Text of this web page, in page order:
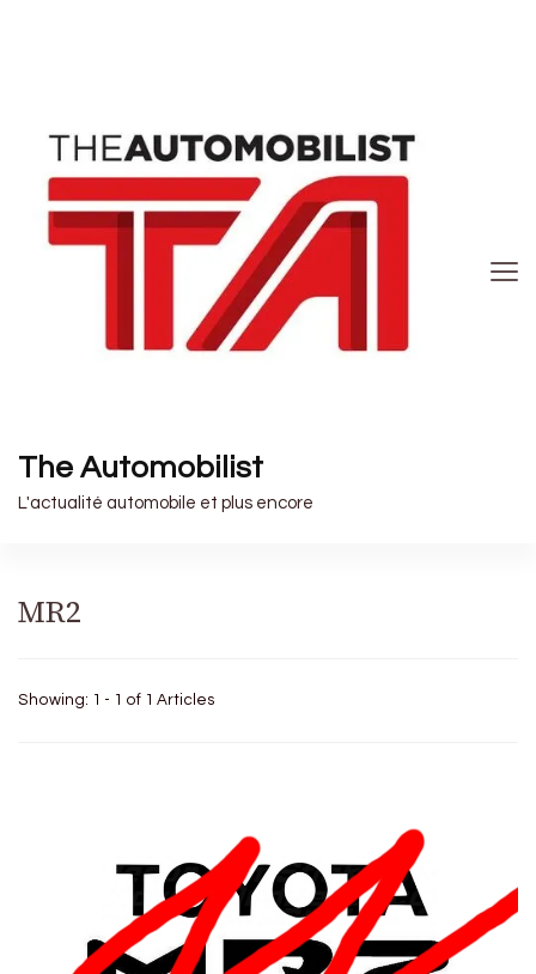
The Automobilist
L'actualité automobile et plus encore
MR2
Showing: 1 - 1 of 1 Articles